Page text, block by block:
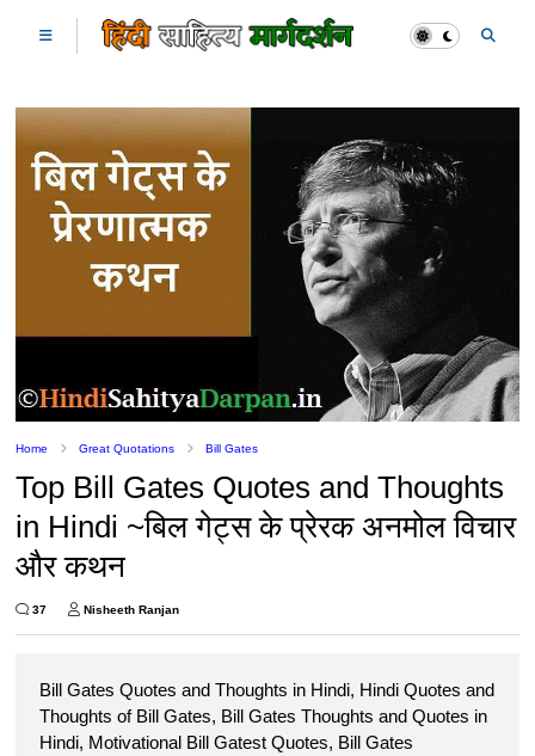
Home Great Quotations Bill Gates
Top Bill Gates Quotes and Thoughts
in Hindi ~बिल गेट्स के प्रेरक अनमोल विचार
और कथन
37 Nisheeth Ranjan
Bill Gates Quotes and Thoughts in Hindi, Hindi Quotes and
Thoughts of Bill Gates, Bill Gates Thoughts and Quotes in
Hindi, Motivational Bill Gatest Quotes, Bill Gates